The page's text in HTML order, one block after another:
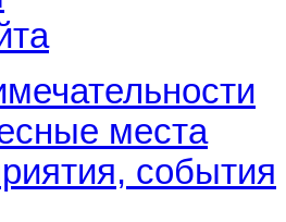
места
события